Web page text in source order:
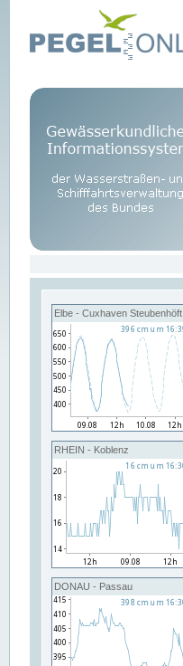
Elbe - Cuxhaven Steubenhöft
RHEIN - Koblenz
DONAU - Passau